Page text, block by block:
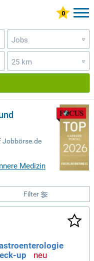
Jobs »
25 km »
Jobbörse.de
Medizin
Filter
up